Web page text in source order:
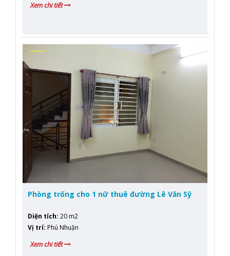
Xem chi tiết
Phòng trống cho 1 nữ thuê đường Lê Văn Sỹ
Diện tích: 20 m2
Vị trí: Phú Nhuận
Xem chi tiết